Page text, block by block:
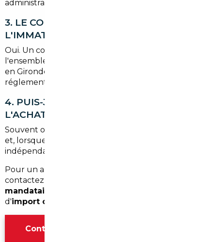
administratives.
3. LE COURTIER GÈRE-T-IL
L'IMMATRICULATION EN GIRONDE ?
Oui. Un courtier ou mandataire prend en charge
l'ensemble des démarches pour obtenir la carte grise
en Gironde (33) et assurer la conformité à la
réglementation française.
4. PUIS-JE ESSAYER LA VOITURE AVANT
L'ACHAT SI ELLE EST IMPORTÉE ?
Souvent oui : nous organisons un contrôle sur place
et, lorsque possible, un essai ou une expertise
indépendante avant finalisation de l'achat.
Pour un accompagnement personnalisé à Talence,
contactez un
mandataire auto Talence
d'import occasion Talence
Contacter l'agence Bordeaux